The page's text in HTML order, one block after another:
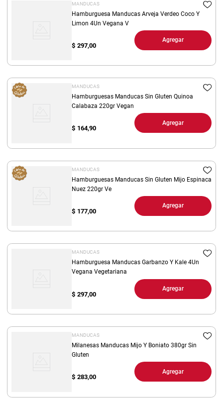
MANDUCAS
Hamburguesa Manducas Arveja Verdeo Coco Y
Limon 4Un Vegana V
$ 297,00
Agregar
MANDUCAS
Hamburguesas Manducas Sin Gluten Quinoa
Calabaza 220gr Vegan
$ 164,90
Agregar
MANDUCAS
Hamburguesas Manducas Sin Gluten Mijo Espinaca
Nuez 220gr Ve
$ 177,00
Agregar
MANDUCAS
Hamburguesa Manducas Garbanzo Y Kale 4Un
Vegana Vegetariana
$ 297,00
Agregar
MANDUCAS
Milanesas Manducas Mijo Y Boniato 380gr Sin
Gluten
$ 283,00
Agregar